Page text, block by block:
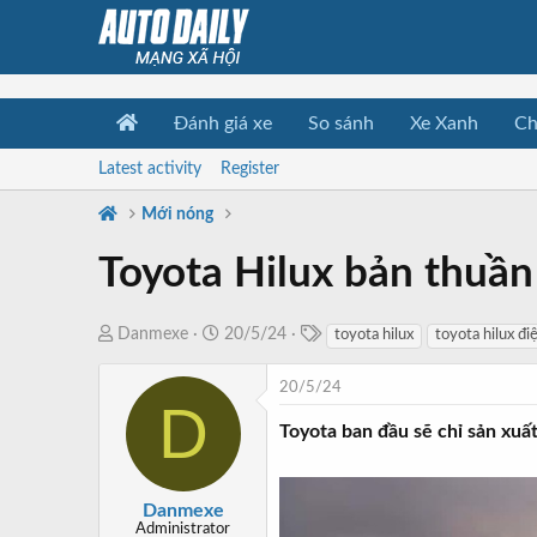
Đánh giá xe So sánh Xe Xanh
Latest activity Register
Mới nóng
Toyota Hilux bản
T
Danmexe
N
ắ
20/5/24
g
toyota hilux toyota hilux
D
Danmexe
Administrator
20/5/24
Toyota ban đầu sẽ chỉ sản